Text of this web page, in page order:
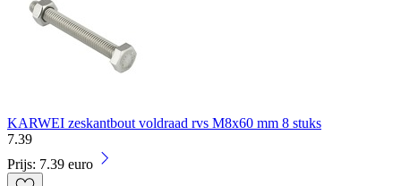
KARWEI zeskantbout voldraad rvs M8x60 mm 8 stuks
7.39
Prijs: 7.39 euro